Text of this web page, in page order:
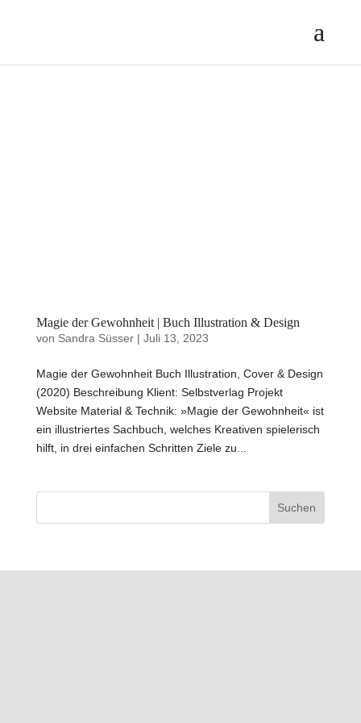
Magie der Gewohnheit | Buch Illustration & Design
von Sandra Süsser| Juli 13, 2023
Magie der Gewohnheit Buch Illustration, Cover & Design
(2020) Beschreibung Klient: Selbstverlag Projekt
Website Material & Technik: »Magie der Gewohnheit« ist
ein illustriertes Sachbuch, welches Kreativen spielerisch
hilft, in drei einfachen Schritten Ziele zu...